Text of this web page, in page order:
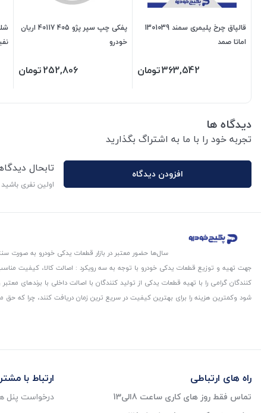
قالپاق چرخ پلیمری سمند 1301039
اماتا صمد
363,542تومان
پفکی چپ سپر پژو 405 40117 اریان
خودرو
252,806تومان
دیدگاه ها
تجربه خود را با ما به اشتراگ بگذارید
افزودن دیدگاه تابحال
اولین نفری
سال‌ها حضور معتبر در بازار قطعات یدکی خودرو به صورت
جهت تهیه و توزیع قطعات یدکی خودرو با توجه به سه رویکرد : اصالت کالا، کیفیت
کنندگان گرامی را با تهیه قطعات یدکی از تولید کنندگان با اصالت داخلی با
شود و‌کمترین هزینه را برای بهترین کیفیت در سریع ترین زمان دریافت کنند، چرا که
راه های ارتباطی
تماس فقط روز های کاری ساعت 8الی13
ارتباط با
درخواست پنل